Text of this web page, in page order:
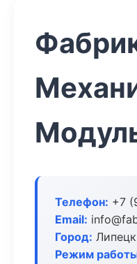
Телефон: +7
Email:
Город: Липецк
Режим